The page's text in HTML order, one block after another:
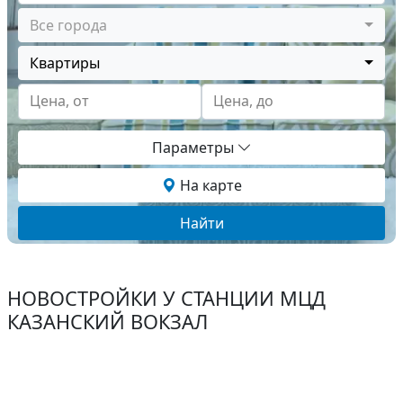
Все города
Квартиры
Цена, от
Цена, до
Параметры
На карте
Найти
НОВОСТРОЙКИ У СТАНЦИИ МЦД
КАЗАНСКИЙ ВОКЗАЛ